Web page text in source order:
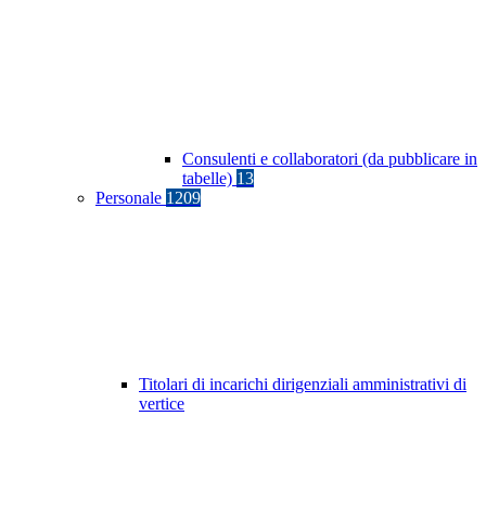
Consulenti e collaboratori (da pubblicare in
tabelle) 13
Personale 1209
Titolari di incarichi dirigenziali amministrativi di
vertice